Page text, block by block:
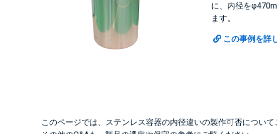
に、内径を
ます。
この事例を詳
このページでは、ステンレス容器の内径違いの製作可否について